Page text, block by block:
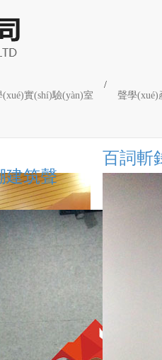
(xué)實(shí)驗(yàn)室
/
聲學(xué)
建筑聲
百詞斬